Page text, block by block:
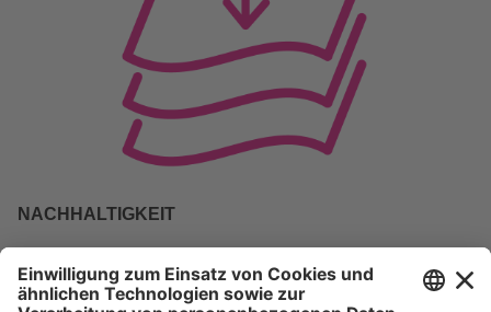
NACHHALTIGKEIT
Abdeckfolieauf den Parkettklebern in den Gebinden. Die
Kleber sindleichter zu handhabenund es wird